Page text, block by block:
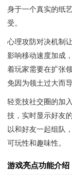
身于一个真实的纸
受。
心理攻防对决机制
影响移动速度加成
着玩家需要在扩张
免因为领土过大而
轻竞技社交圈的加
技，实时显示好友
以和好友一起组队
可玩性和趣味性。
游戏亮点功能介绍